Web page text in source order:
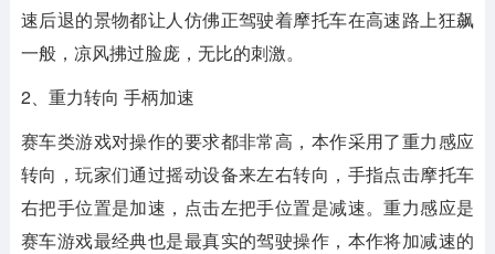
速后退的景物都让人仿佛正驾驶着摩托车在高速路上狂飙
一般，凉风拂过脸庞，无比的刺激。
2、重力转向 手柄加速
赛车类游戏对操作的要求都非常高，本作采用了重力感应
转向，玩家们通过摇动设备来左右转向，手指点击摩托车
右把手位置是加速，点击左把手位置是减速。重力感应是
赛车游戏最经典也是最真实的驾驶操作，本作将加减速的